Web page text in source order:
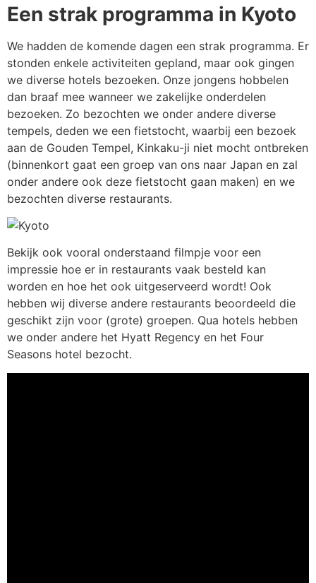
Een strak programma in Kyoto
We hadden de komende dagen een strak programma. Er
stonden enkele activiteiten gepland, maar ook gingen
we diverse hotels bezoeken. Onze jongens hobbelen
dan braaf mee wanneer we zakelijke onderdelen
bezoeken. Zo bezochten we onder andere diverse
tempels, deden we een fietstocht, waarbij een bezoek
aan de Gouden Tempel, Kinkaku-ji niet mocht ontbreken
(binnenkort gaat een groep van ons naar Japan en zal
onder andere ook deze fietstocht gaan maken) en we
bezochten diverse restaurants.
Bekijk ook vooral onderstaand filmpje voor een
impressie hoe er in restaurants vaak besteld kan
worden en hoe het ook uitgeserveerd wordt! Ook
hebben wij diverse andere restaurants beoordeeld die
geschikt zijn voor (grote) groepen. Qua hotels hebben
we onder andere het Hyatt Regency en het Four
Seasons hotel bezocht.